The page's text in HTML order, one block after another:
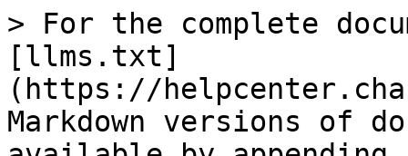
> For the complete
[llms.txt]
(https://
Markdown versions of